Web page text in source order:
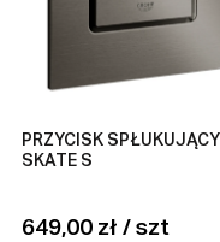
PRZYCISK SPŁUKUJĄCY
SKATE S
649,00 zł / szt